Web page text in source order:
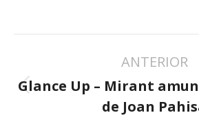
PUBLICACIONES
ANTERIOR
Glance Up – Mirant
de Joan